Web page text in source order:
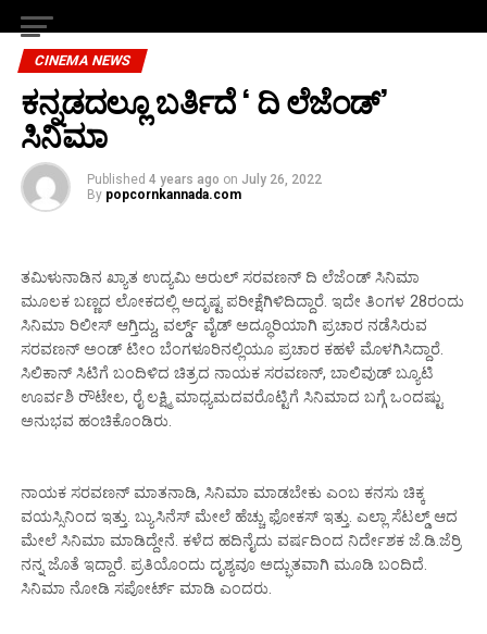
CINEMA NEWS
ಕನ್ನಡದಲ್ಲೂ ಬರ್ತಿದೆ ‘ ದಿ ಲೆಜೆಂಡ್’
ಸಿನಿಮಾ
Published 4 years ago on July 26, 2022
By popcornkannada.com
ತಮಿಳುನಾಡಿನ ಖ್ಯಾತ ಉದ್ಯಮಿ ಅರುಲ್ ಸರವಣನ್ ದಿ ಲೆಜೆಂಡ್ ಸಿನಿಮಾ
ಮೂಲಕ ಬಣ್ಣದ ಲೋಕದಲ್ಲಿ ಅದೃಷ್ಟ ಪರೀಕ್ಷೆಗಿಳಿದಿದ್ದಾರೆ. ಇದೇ ತಿಂಗಳ 28ರಂದು
ಸಿನಿಮಾ ರಿಲೀಸ್ ಆಗ್ತಿದ್ದು, ವರ್ಲ್ಡ್ ವೈಡ್ ಅದ್ಧೂರಿಯಾಗಿ ಪ್ರಚಾರ ನಡೆಸಿರುವ
ಸರವಣನ್ ಅಂಡ್ ಟೀಂ ಬೆಂಗಳೂರಿನಲ್ಲಿಯೂ ಪ್ರಚಾರ ಕಹಳೆ ಮೊಳಗಿಸಿದ್ದಾರೆ.
ಸಿಲಿಕಾನ್ ಸಿಟಿಗೆ ಬಂದಿಳಿದ ಚಿತ್ರದ ನಾಯಕ ಸರವಣನ್, ಬಾಲಿವುಡ್ ಬ್ಯೂಟಿ
ಊರ್ವಶಿ ರೌಟೇಲ, ರೈ ಲಕ್ಷ್ಮಿ ಮಾಧ್ಯಮದವರೊಟ್ಟಿಗೆ ಸಿನಿಮಾದ ಬಗ್ಗೆ ಒಂದಷ್ಟು
ಅನುಭವ ಹಂಚಿಕೊಂಡಿರು.
ನಾಯಕ ಸರವಣನ್ ಮಾತನಾಡಿ, ಸಿನಿಮಾ ಮಾಡಬೇಕು ಎಂಬ ಕನಸು ಚಿಕ್ಕ
ವಯಸ್ಸಿನಿಂದ ಇತ್ತು. ಬ್ಯುಸಿನೆಸ್ ಮೇಲೆ ಹೆಚ್ಚು ಫೋಕಸ್ ಇತ್ತು. ಎಲ್ಲಾ ಸೆಟಲ್ಡ್ ಆದ
ಮೇಲೆ ಸಿನಿಮಾ ಮಾಡಿದ್ದೇನೆ. ಕಳೆದ ಹದಿನೈದು ವರ್ಷದಿಂದ ನಿರ್ದೇಶಕ ಜೆ.ಡಿ.ಜೆರ್ರಿ
ನನ್ನ ಜೊತೆ ಇದ್ದಾರೆ. ಪ್ರತಿಯೊಂದು ದೃಶ್ಯವೂ ಅದ್ಭುತವಾಗಿ ಮೂಡಿ ಬಂದಿದೆ.
ಸಿನಿಮಾ ನೋಡಿ ಸಪೋರ್ಟ್ ಮಾಡಿ ಎಂದರು.